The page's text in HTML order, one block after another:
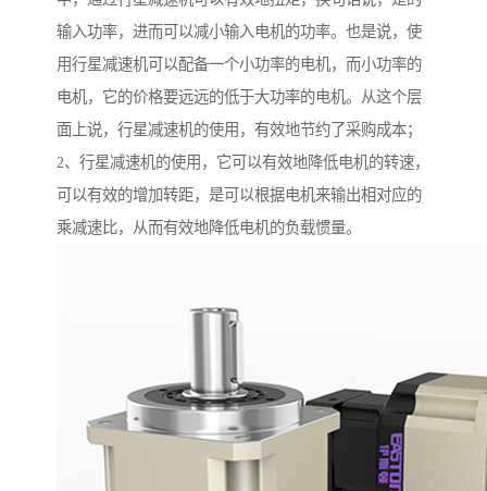
输入功率，进而可以减小输入电机的功率。也是说，使
用行星减速机可以配备一个小功率的电机，而小功率的
电机，它的价格要远远的低于大功率的电机。从这个层
面上说，行星减速机的使用，有效地节约了采购成本；
2、行星减速机的使用，它可以有效地降低电机的转速，
可以有效的增加转距，是可以根据电机来输出相对应的
乘减速比，从而有效地降低电机的负载惯量。